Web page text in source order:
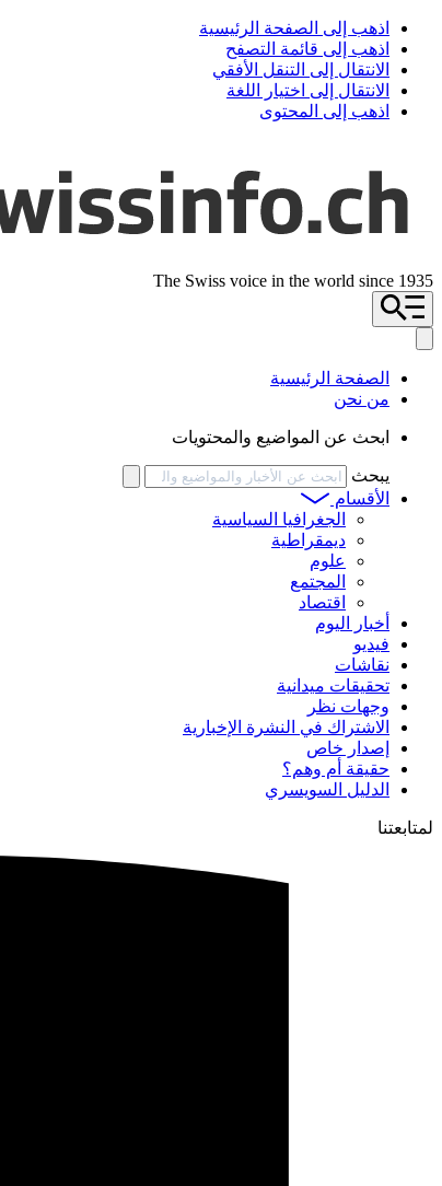
اذهب إلى الصفحة الرئيسية
اذهب إلى قائمة التصفح
الانتقال إلى التنقل الأفقي
الانتقال إلى اختيار اللغة
اذهب إلى المحتوى
The Swiss voice in the world since 1935
الصفحة الرئيسية
من نحن
ابحث عن المواضيع والمحتويات
يبحث
الأقسام
الجغرافيا السياسية
ديمقراطية
علوم
المجتمع
اقتصاد
أخبار اليوم
فيديو
نقاشات
تحقيقات ميدانية
وجهات نظر
الاشتراك في النشرة الإخبارية
إصدار خاص
حقيقة أم وهم؟
الدليل السويسري
لمتابعتنا